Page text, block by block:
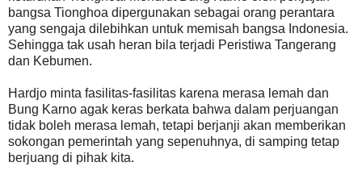
bangsa Tionghoa dipergunakan sebagai orang perantara
yang sengaja dilebihkan untuk memisah bangsa Indonesia.
Sehingga tak usah heran bila terjadi Peristiwa Tangerang
dan Kebumen.
Hardjo minta fasilitas-fasilitas karena merasa lemah dan
Bung Karno agak keras berkata bahwa dalam perjuangan
tidak boleh merasa lemah, tetapi berjanji akan memberikan
sokongan pemerintah yang sepenuhnya, di samping tetap
berjuang di pihak kita.